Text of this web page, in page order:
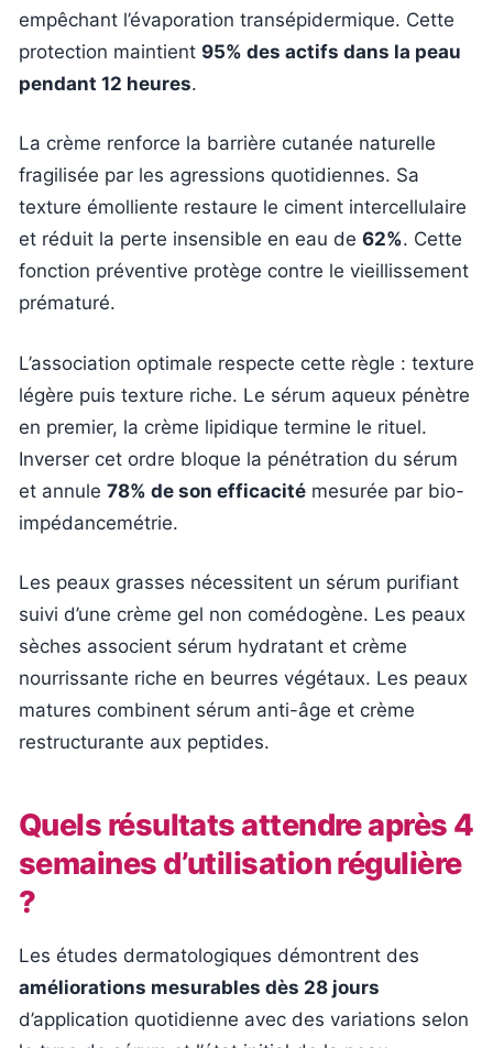
empêchant l’évaporation transépidermique. Cette
protection maintient 95% des actifs dans la peau
pendant 12 heures.
La crème renforce la barrière cutanée naturelle
fragilisée par les agressions quotidiennes. Sa
texture émolliente restaure le ciment intercellulaire
et réduit la perte insensible en eau de 62%. Cette
fonction préventive protège contre le vieillissement
prématuré.
L’association optimale respecte cette règle : texture
légère puis texture riche. Le sérum aqueux pénètre
en premier, la crème lipidique termine le rituel.
Inverser cet ordre bloque la pénétration du sérum
et annule 78% de son efficacité mesurée par bio-
impédancemétrie.
Les peaux grasses nécessitent un sérum purifiant
suivi d’une crème gel non comédogène. Les peaux
sèches associent sérum hydratant et crème
nourrissante riche en beurres végétaux. Les peaux
matures combinent sérum anti-âge et crème
restructurante aux peptides.
Quels résultats attendre après 4
semaines d’utilisation régulière
?
Les études dermatologiques démontrent des
améliorations mesurables dès 28 jours
d’application quotidienne avec des variations selon